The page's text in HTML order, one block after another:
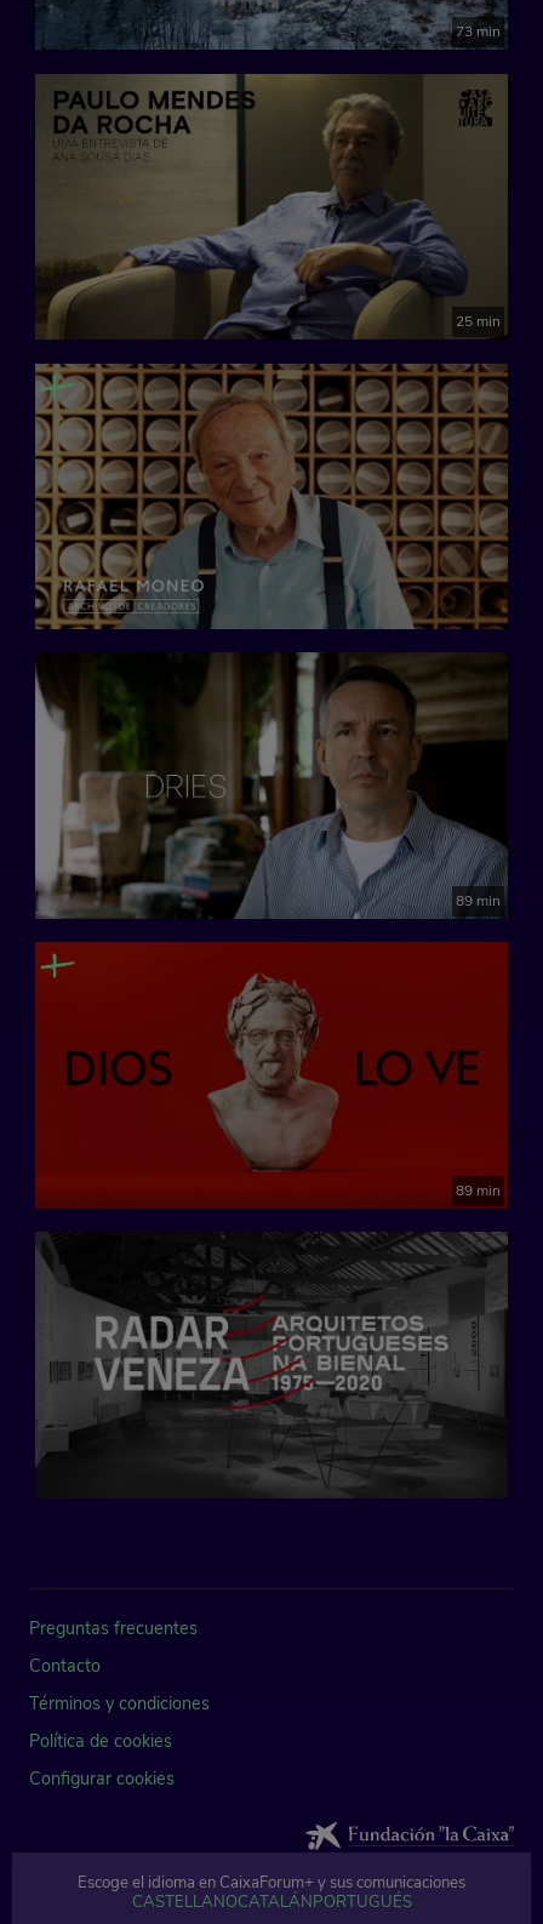
73 min
25 min
89 min
89 min
Preguntas frecuentes
Contacto
Términos y condiciones
Política de cookies
Configurar cookies
© Fundación Bancaria Caixa d'Estalvis i Pensions de Barcelona, "la Caixa"
. Todos los derechos reservados
Escoge el idioma en CaixaForum+ y sus comunicaciones
CASTELLANOCATALÁNPORTUGUÉS